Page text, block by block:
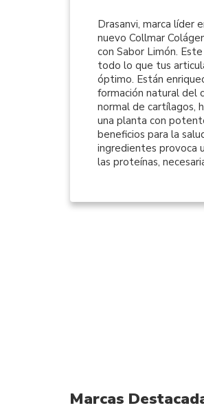
Drasanvi, marca líder
nuevo Collmar
con Sabor Limón.
todo lo que tus
óptimo. Están
formación natural del
normal de cartílagos,
una planta con
beneficios para la
ingredientes provoca
las proteínas,
Marcas